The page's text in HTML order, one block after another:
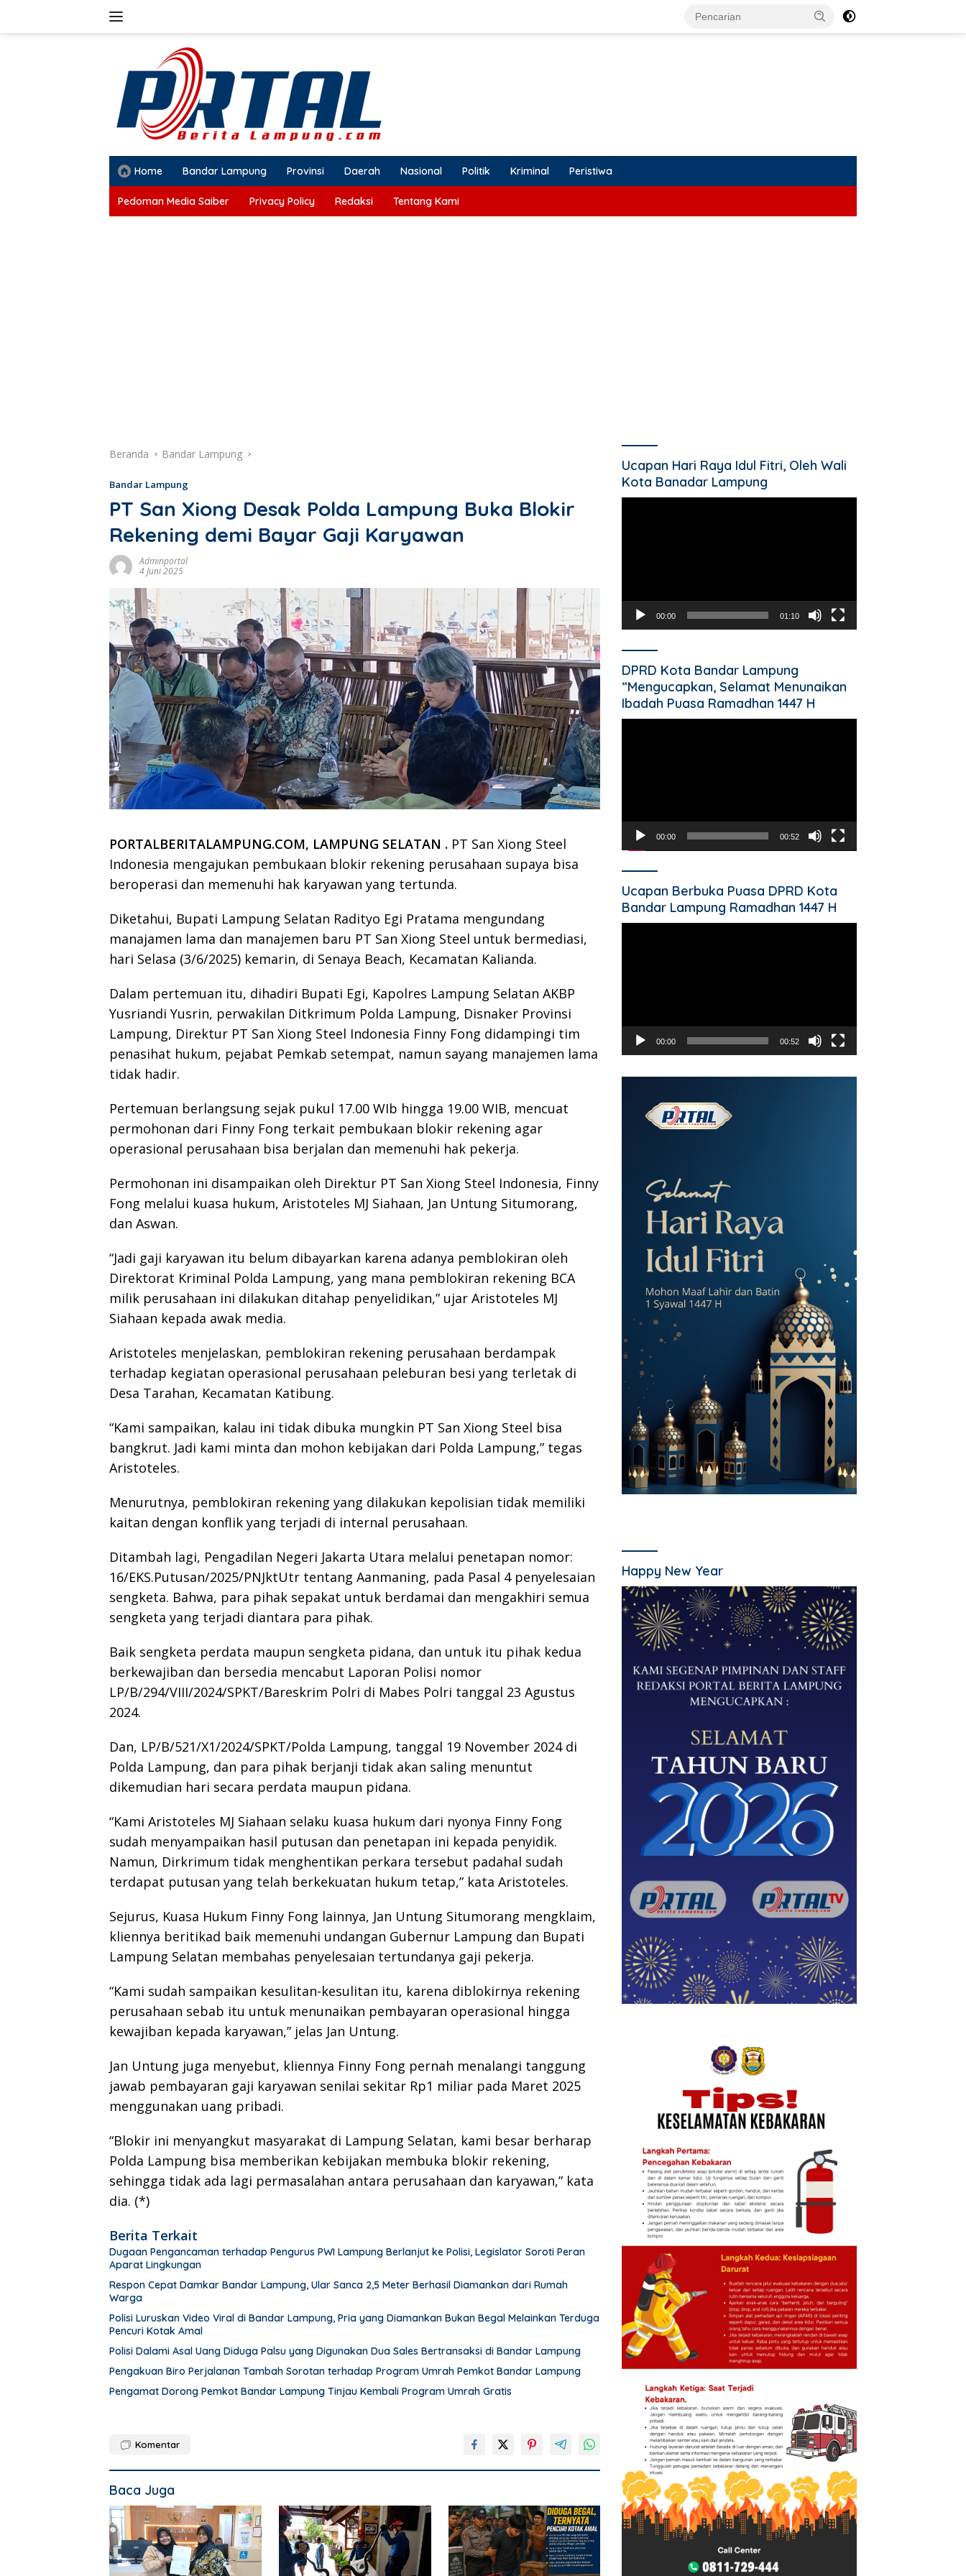
Home Bandar Lampung Provinsi Daerah Nasional Politik Kriminal Peristiwa
Pedoman Media Saiber Privacy Policy Redaksi Tentang Kami
Beranda Bandar Lampung
Bandar Lampung
PT San Xiong Desak Polda Lampung Buka Blokir
Rekening demi Bayar Gaji Karyawan
Adminportal
4 Juni 2025
PORTALBERITALAMPUNG.COM, LAMPUNG SELATAN . PT San Xiong Steel
Indonesia mengajukan pembukaan blokir rekening perusahaan supaya bisa
beroperasi dan memenuhi hak karyawan yang tertunda.
Diketahui, Bupati Lampung Selatan Radityo Egi Pratama mengundang
manajamen lama dan manajemen baru PT San Xiong Steel untuk bermediasi,
hari Selasa (3/6/2025) kemarin, di Senaya Beach, Kecamatan Kalianda.
Dalam pertemuan itu, dihadiri Bupati Egi, Kapolres Lampung Selatan AKBP
Yusriandi Yusrin, perwakilan Ditkrimum Polda Lampung, Disnaker Provinsi
Lampung, Direktur PT San Xiong Steel Indonesia Finny Fong didampingi tim
penasihat hukum, pejabat Pemkab setempat, namun sayang manajemen lama
tidak hadir.
Pertemuan berlangsung sejak pukul 17.00 WIb hingga 19.00 WIB, mencuat
permohonan dari Finny Fong terkait pembukaan blokir rekening agar
operasional perusahaan bisa berjalan dan memenuhi hak pekerja.
Permohonan ini disampaikan oleh Direktur PT San Xiong Steel Indonesia, Finny
Fong melalui kuasa hukum, Aristoteles MJ Siahaan, Jan Untung Situmorang,
dan Aswan.
“Jadi gaji karyawan itu belum dibayarkan karena adanya pemblokiran oleh
Direktorat Kriminal Polda Lampung, yang mana pemblokiran rekening BCA
milik perusahaan ini dilakukan ditahap penyelidikan,” ujar Aristoteles MJ
Siahaan kepada awak media.
Aristoteles menjelaskan, pemblokiran rekening perusahaan berdampak
terhadap kegiatan operasional perusahaan peleburan besi yang terletak di
Desa Tarahan, Kecamatan Katibung.
“Kami sampaikan, kalau ini tidak dibuka mungkin PT San Xiong Steel bisa
bangkrut. Jadi kami minta dan mohon kebijakan dari Polda Lampung,” tegas
Aristoteles.
Menurutnya, pemblokiran rekening yang dilakukan kepolisian tidak memiliki
kaitan dengan konflik yang terjadi di internal perusahaan.
Ditambah lagi, Pengadilan Negeri Jakarta Utara melalui penetapan nomor:
16/EKS.Putusan/2025/PNJktUtr tentang Aanmaning, pada Pasal 4 penyelesaian
sengketa. Bahwa, para pihak sepakat untuk berdamai dan mengakhiri semua
sengketa yang terjadi diantara para pihak.
Baik sengketa perdata maupun sengketa pidana, dan untuk itu pihak kedua
berkewajiban dan bersedia mencabut Laporan Polisi nomor
LP/B/294/VIII/2024/SPKT/Bareskrim Polri di Mabes Polri tanggal 23 Agustus
2024.
Dan, LP/B/521/X1/2024/SPKT/Polda Lampung, tanggal 19 November 2024 di
Polda Lampung, dan para pihak berjanji tidak akan saling menuntut
dikemudian hari secara perdata maupun pidana.
“Kami Aristoteles MJ Siahaan selaku kuasa hukum dari nyonya Finny Fong
sudah menyampaikan hasil putusan dan penetapan ini kepada penyidik.
Namun, Dirkrimum tidak menghentikan perkara tersebut padahal sudah
terdapat putusan yang telah berkekuatan hukum tetap,” kata Aristoteles.
Sejurus, Kuasa Hukum Finny Fong lainnya, Jan Untung Situmorang mengklaim,
kliennya beritikad baik memenuhi undangan Gubernur Lampung dan Bupati
Lampung Selatan membahas penyelesaian tertundanya gaji pekerja.
“Kami sudah sampaikan kesulitan-kesulitan itu, karena diblokirnya rekening
perusahaan sebab itu untuk menunaikan pembayaran operasional hingga
kewajiban kepada karyawan,” jelas Jan Untung.
Jan Untung juga menyebut, kliennya Finny Fong pernah menalangi tanggung
jawab pembayaran gaji karyawan senilai sekitar Rp1 miliar pada Maret 2025
menggunakan uang pribadi.
“Blokir ini menyangkut masyarakat di Lampung Selatan, kami besar berharap
Polda Lampung bisa memberikan kebijakan membuka blokir rekening,
sehingga tidak ada lagi permasalahan antara perusahaan dan karyawan,” kata
dia. (*)
Berita Terkait
Dugaan Pengancaman terhadap Pengurus PWI Lampung Berlanjut ke Polisi, Legislator Soroti Peran
Aparat Lingkungan
Respon Cepat Damkar Bandar Lampung, Ular Sanca 2,5 Meter Berhasil Diamankan dari Rumah
Warga
Polisi Luruskan Video Viral di Bandar Lampung, Pria yang Diamankan Bukan Begal Melainkan Terduga
Pencuri Kotak Amal
Polisi Dalami Asal Uang Diduga Palsu yang Digunakan Dua Sales Bertransaksi di Bandar Lampung
Pengakuan Biro Perjalanan Tambah Sorotan terhadap Program Umrah Pemkot Bandar Lampung
Pengamat Dorong Pemkot Bandar Lampung Tinjau Kembali Program Umrah Gratis
Komentar
Baca Juga
Ucapan Hari Raya Idul Fitri, Oleh Wali
Kota Banadar Lampung
00:00 01:10
DPRD Kota Bandar Lampung
“Mengucapkan, Selamat Menunaikan
Ibadah Puasa Ramadhan 1447 H
00:00 00:52
Ucapan Berbuka Puasa DPRD Kota
Bandar Lampung Ramadhan 1447 H
00:00 00:52
Happy New Year